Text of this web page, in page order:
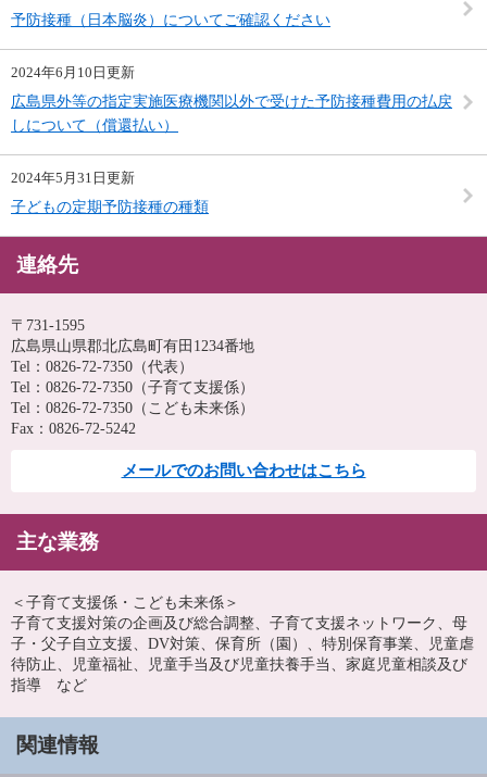
予防接種（日本脳炎）についてご確認ください
2024年6月10日更新
広島県外等の指定実施医療機関以外で受けた予防接種費用の払戻
しについて（償還払い）
2024年5月31日更新
子どもの定期予防接種の種類
連絡先
〒731-1595
広島県山県郡北広島町有田1234番地
Tel：0826-72-7350 （代表）
Tel：0826-72-7350 （子育て支援係）
Tel：0826-72-7350 （こども未来係）
Fax：0826-72-5242
メールでのお問い合わせはこちら
主な業務
＜子育て支援係・こども未来係＞
子育て支援対策の企画及び総合調整、子育て支援ネットワーク、母
子・父子自立支援、DV対策、保育所（園）、特別保育事業、児童虐
待防止、児童福祉、児童手当及び児童扶養手当、家庭児童相談及び
指導 など
関連情報